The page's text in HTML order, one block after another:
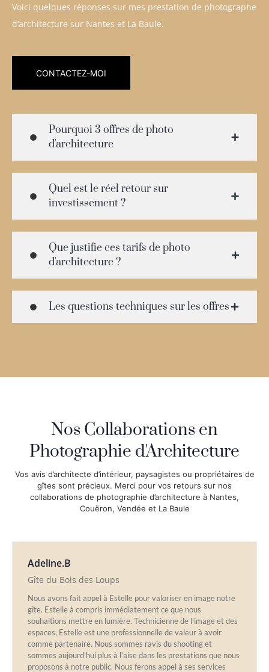
Voici quelques réponses sur mes prestation de photographe
d’architecture sur Nantes et La Baule.
CONTACTEZ-MOI
Pourquoi 3 offres de photo
d'architecture
Quel est le réel retour sur
investissement ?
Que justifie ces tarifs de photo
d'architecture ?
Les questions techniques sur les offres
Nos Collaborations en
Photographie d'Architecture
Vos avis d’architecte d’intérieur, paysagistes ou propriétaires de
gîtes sont précieux. Merci pour vos retours sur nos
collaborations de photographie d’architecture à Nantes,
Couëron, Vendée et La Baule
Adeline.B
Gîte du Bois des Loups
Nous avons fait appel à Estelle pour valoriser en image notre
gîte. Estelle à compris immédiatement ce que nous
souhaitions mettre en lumière. Technicienne de l’image et des
espaces, Estelle est une professionnelle de valeur à avoir
comme partenaire. Nous sommes ravis du shooting et
sommes aujourd’hui plus à l’aise dans les prestations que nous
proposons à notre public. Nous ferons appel à ses services